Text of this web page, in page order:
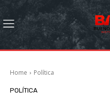
Home Política
POLÍTICA